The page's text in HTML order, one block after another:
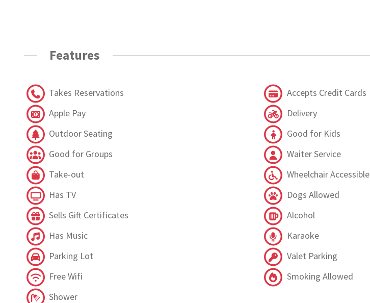
Features
Takes Reservations
Accepts Credit Cards
Apple Pay
Delivery
Outdoor Seating
Good for Kids
Good for Groups
Waiter Service
Take-out
Wheelchair Accessible
Has TV
Dogs Allowed
Sells Gift Certificates
Alcohol
Has Music
Karaoke
Parking Lot
Valet Parking
Free Wifi
Smoking Allowed
Shower